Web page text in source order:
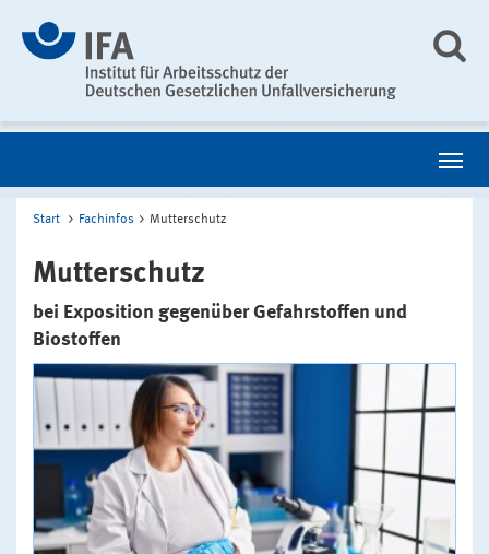
Start Fachinfos Mutterschutz
Mutterschutz
bei Exposition gegenüber Gefahrstoffen und
Biostoffen